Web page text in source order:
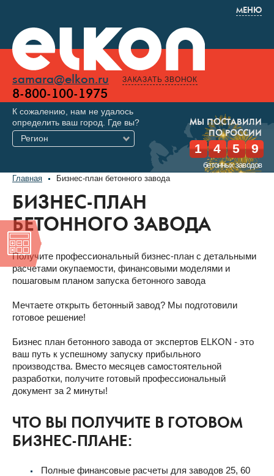
МЕНЮ
samara@elkon.ru
8-800-100-1975
ЗАКАЗАТЬ ЗВОНОК
МЫ ПОСТАВИЛИ
ПО РОССИИ
1 4 5 9
бетонных заводов
К сожалению, нам не удалось
определить ваш город. Где вы?
Регион
Главная Бизнес-план бетонного завода
БИЗНЕС-ПЛАН
БЕТОННОГО ЗАВОДА
Получите профессиональный бизнес-план с детальными
расчетами окупаемости, финансовыми моделями и
пошаговым планом запуска бетонного завода
Мечтаете открыть бетонный завод? Мы подготовили
готовое решение!
Бизнес план бетонного завода от экспертов ELKON - это
ваш путь к успешному запуску прибыльного
производства. Вместо месяцев самостоятельной
разработки, получите готовый профессиональный
документ за 2 минуты!
ЧТО ВЫ ПОЛУЧИТЕ В ГОТОВОМ
БИЗНЕС-ПЛАНЕ:
Полные финансовые расчеты для заводов 25, 60